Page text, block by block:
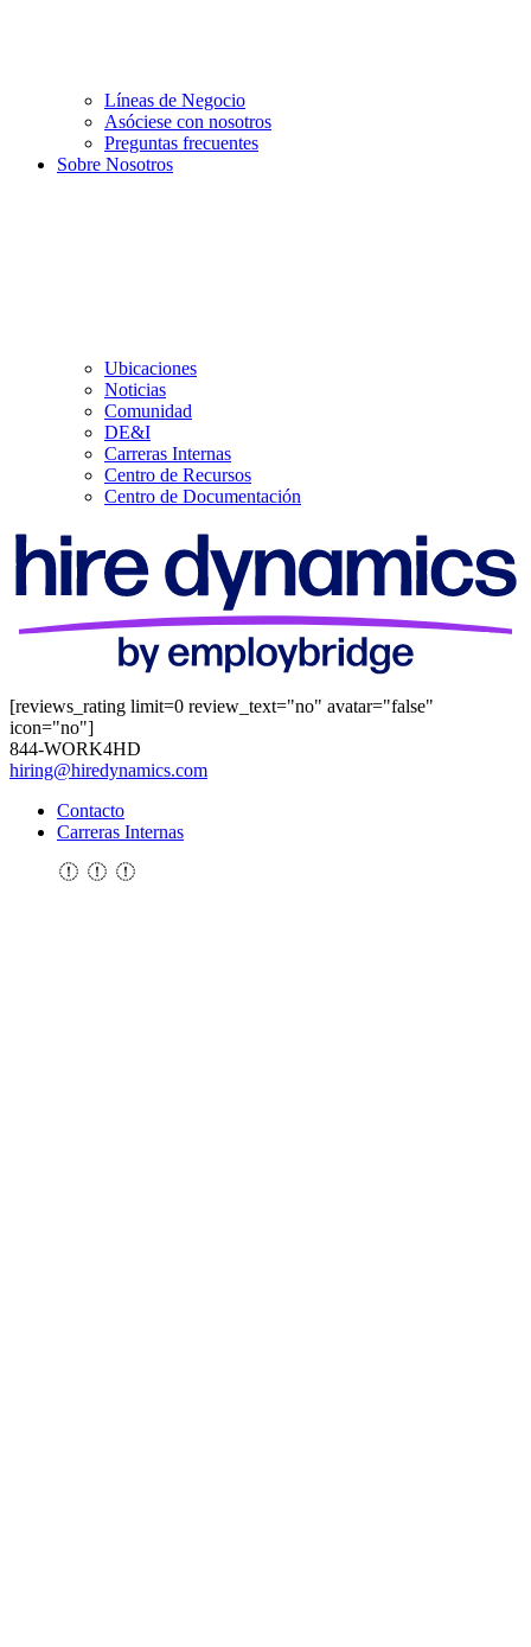
Líneas de Negocio
Asóciese con nosotros
Preguntas frecuentes
Sobre Nosotros
Ubicaciones
Noticias
Comunidad
DE&I
Carreras Internas
Centro de Recursos
Centro de Documentación
[reviews_rating limit=0 review_text="no" avatar="false"
icon="no"]
844-WORK4HD
hiring@hiredynamics.com
Contacto
Carreras Internas